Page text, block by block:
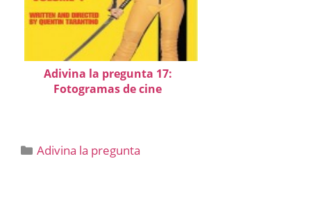
Adivina la pregunta 17:
Fotogramas de cine
Categorías
Adivina la pregunta